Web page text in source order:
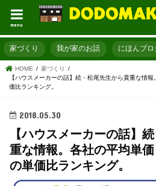
menu
家づくり 我が家のお話 にほんブ
HOME
家づくり
【ハウスメーカーの話】続・松尾先生から貴重な情
価比ランキング。
2018.05.30
【ハウスメーカーの話】
重な情報。各社の平均単
の単価比ランキング。